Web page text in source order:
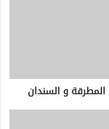
المطرقة و السندان